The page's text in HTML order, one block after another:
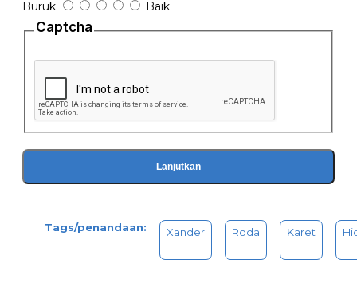
Buruk Baik
Captcha
Lanjutkan
Tags/penandaan: Xander Roda Karet